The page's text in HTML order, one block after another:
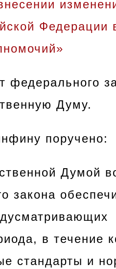
Федерации
федерального
Думу.
поручено:
Думой
закона
в течение
стандарты и